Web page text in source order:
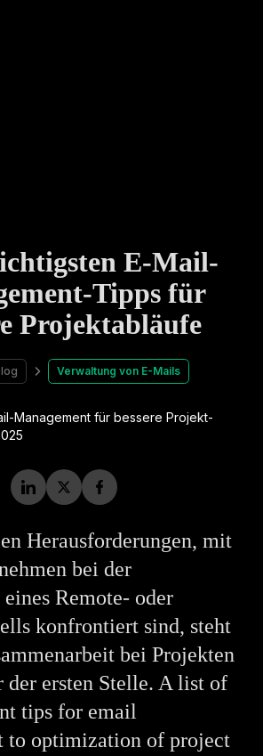
E-Mail-
Tipps für
Projektabläufe
Verwaltung von E-Mails
Herausforderungen, mit
bei der
Remote- oder
konfrontiert sind, steht
bei Projekten
der ersten Stelle. A list of
tips for email
to optimization of project